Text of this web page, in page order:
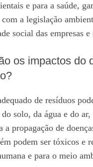
e para a saúde,
a legislação
social das empresas e
os impactos do
de resíduos
solo, da água e do ar,
a propagação de
podem ser tóxicos e
e para o meio